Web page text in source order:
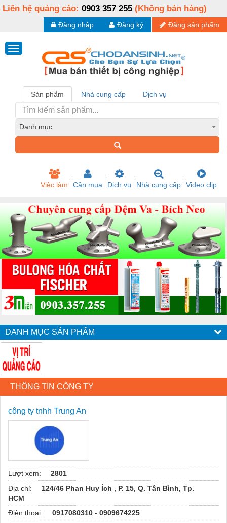
Liên hệ quảng cáo: 0903 357 255 (Không bán hàng)
Đăng sản phẩm
Đăng ký
Đăng nhập
Sản phẩm Nhà cung cấp Dịch vụ
Danh mục
Việc làm Cần mua Dịch vụ Nhà cung cấp Video clip
DANH MỤC SẢN PHẨM
THÔNG TIN CÔNG TY
công ty tnhh Trung An
Lượt xem:
2801
Địa chỉ:
124/46 Phan Huy Ích , P. 15, Q. Tân Bình, Tp.
HCM
Điện thoại:
0917080310 - 0909674225